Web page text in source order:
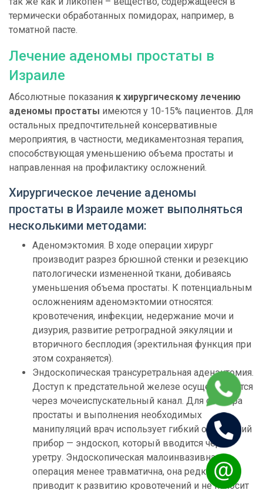
термически обработанных помидорах, например, в
томатной пасте.
Лечение аденомы простаты в
Израиле
Абсолютные показания к хирургическому лечению
аденомы простаты имеются у 10-15% пациентов. Для
остальных предпочтительней консервативные
мероприятия, в частности, медикаментозная терапия,
способствующая уменьшению объема простаты и
направленная на профилактику осложнений.
Хирургическое лечение аденомы
простаты в Израиле может выполняться
несколькими методами:
Аденомэктомия. В ходе операции хирург
производит разрез брюшной стенки и резекцию
патологически измененной ткани, добиваясь
уменьшения объема простаты. К потенциальным
осложнениям аденомэктомии относятся:
кровотечения, инфекции, недержание мочи и
дизурия, развитие ретроградной эякуляции и
вторичного бесплодия (эректильная функция при
этом сохраняется).
Эндоскопическая трансуретральная аденэктомия.
Доступ к предстательной железе осуществляется
через мочеиспускательный канал. Для осмотра
простаты и выполнения необходимых
манипуляций врач использует гибкий оптический
прибор — эндоскоп, который вводится через
уретру. Эндоскопическая малоинвазивная
операция менее травматична, она редко
приводит к развитию кровотечений и не наносит